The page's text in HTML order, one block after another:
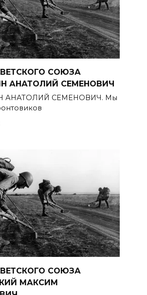
СОЮЗА
АНАТОЛИЙ СЕМЕНОВИЧ
АНАТОЛИЙ СЕМЕНОВИЧ. Мы
СОЮЗА
МАКСИМ